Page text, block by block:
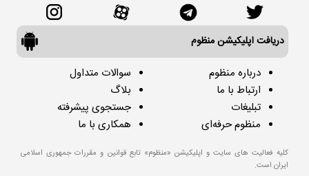
دریافت اپلیکیشن منظوم
درباره منظوم
ارتباط با ما
تبلیغات
منظوم حرفه‌ای
سوالات متداول
بلاگ
جستجوی پیشرفته
همکاری با ما
کلیه فعالیت های سایت و اپلیکیشن «منظوم» تابع قوانین و مقررات جمهوری اسلامی
ایران است.